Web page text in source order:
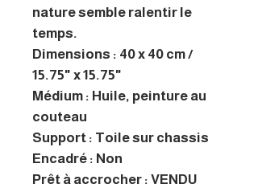
nature semble ralentir le
temps.
Dimensions : 40 x 40 cm /
15.75" x 15.75"
Médium : Huile, peinture au
couteau
Support : Toile sur chassis
Encadré : Non
Prêt à accrocher : VENDU